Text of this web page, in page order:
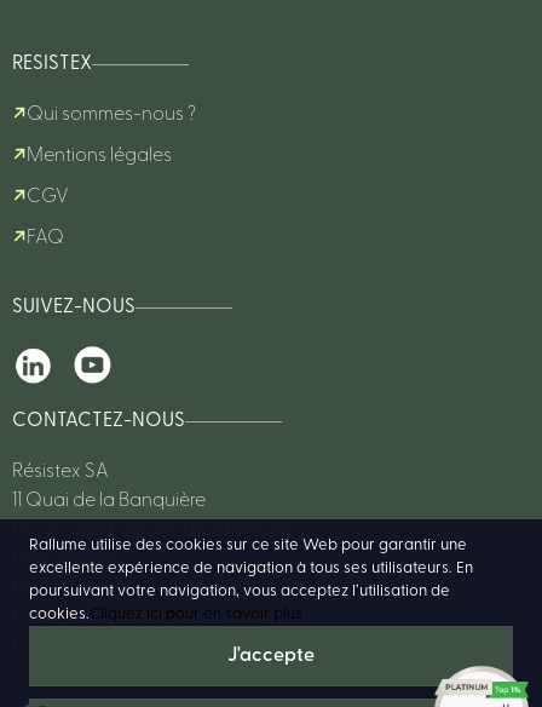
Rallume utilise des cookies sur ce site Web pour garantir une
excellente expérience de navigation à tous ses utilisateurs. En
poursuivant votre navigation, vous acceptez l’utilisation de
cookies.Cliquez ici pour en savoir plus
RESISTEX
Qui sommes-nous ?
Mentions légales
CGV
FAQ
SUIVEZ-NOUS
CONTACTEZ-NOUS
Résistex SA
11 Quai de la Banquière
Une question?
Par téléphone : 04 93 27 62 76
Email :rallume@resistex-sa.com